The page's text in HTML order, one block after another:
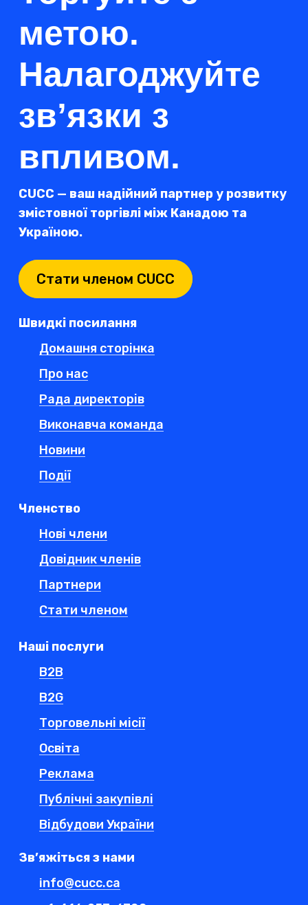
метою.
Налагоджуйте
зв’язки з
впливом.
CUCC — ваш надійний партнер у розвитку
змістовної торгівлі між Канадою та
Україною.
Стати членом CUCC
Швидкі посилання
Домашня сторінка
Про нас
Рада директорів
Виконавча команда
Новини
Події
Членство
Нові члени
Довідник членів
Партнери
Стати членом
Наші послуги
B2B
B2G
Торговельні місії
Освіта
Реклама
Публічні закупівлі
Відбудови України
Зв’яжіться з нами
info@cucc.ca